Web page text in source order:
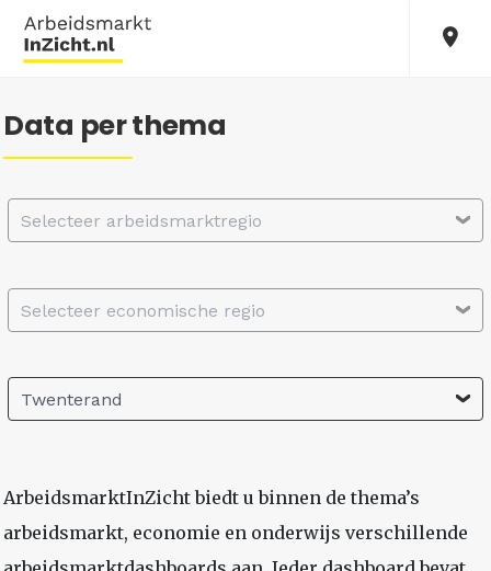
Data per thema
Selecteer arbeidsmarktregio
Selecteer economische regio
Twenterand
ArbeidsmarktInZicht biedt u binnen de thema’s
arbeidsmarkt, economie en onderwijs verschillende